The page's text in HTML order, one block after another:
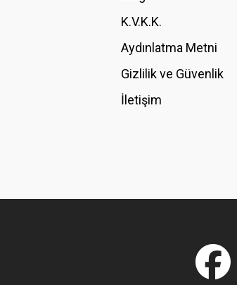
Bu ürüne benzer farklı alternatifler olmalı.
K.V.K.K.
Aydınlatma Metni
Gizlilik ve Güvenlik
İletişim